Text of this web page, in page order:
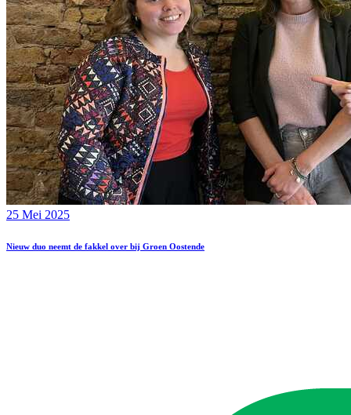
25 Mei 2025
Nieuw duo neemt de fakkel over bij Groen Oostende